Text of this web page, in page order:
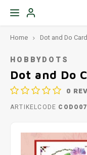
Home Dot and Do
HOBBYDOTS
Dot and Do
0
ARTIKELCODE